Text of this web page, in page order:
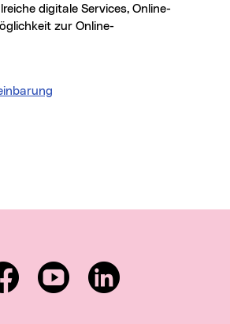
digitale Services, Online-
zur Online-
YouTube LinkedIn